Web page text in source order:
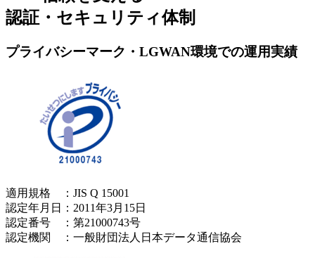
認証・セキュリティ体制
プライバシーマーク・LGWAN環境での運用実績
適用規格 ：JIS Q 15001
認定年月日：2011年3月15日
認定番号 ：第21000743号
認定機関 ：一般財団法人日本データ通信協会